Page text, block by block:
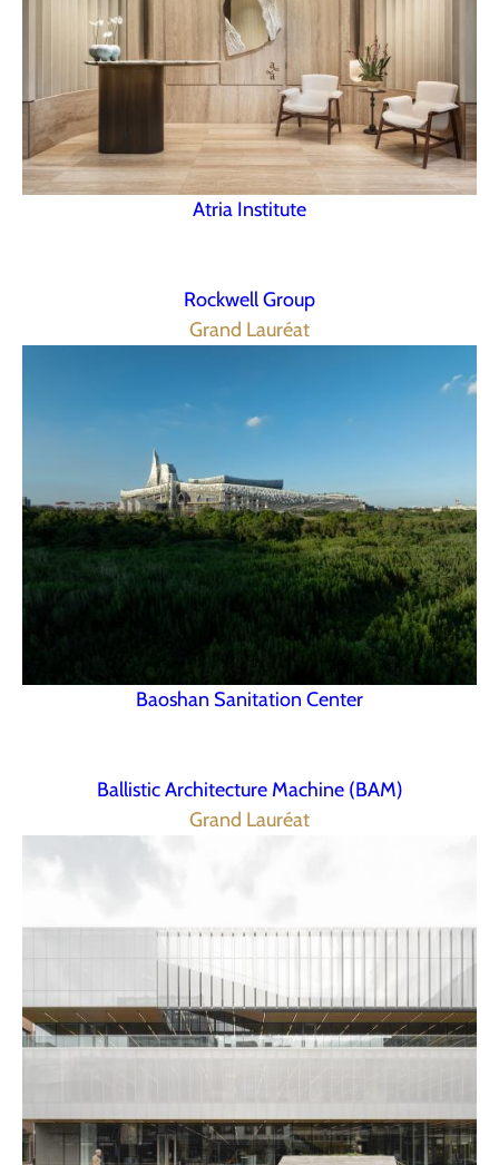
Atria Institute
Rockwell Group
Grand Lauréat
Baoshan Sanitation Center
Ballistic Architecture Machine (BAM)
Grand Lauréat